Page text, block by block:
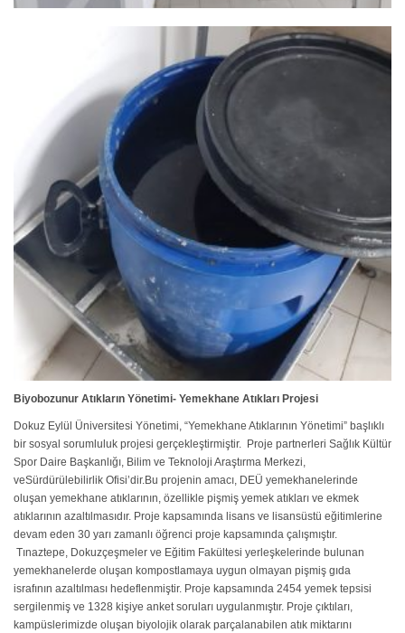
Biyobozunur Atıkların Yönetimi- Yemekhane Atıkları Projesi
Dokuz Eylül Üniversitesi Yönetimi, “Yemekhane Atıklarının Yönetimi” başlıklı
bir sosyal sorumluluk projesi gerçekleştirmiştir. Proje partnerleri Sağlık Kültür
Spor Daire Başkanlığı, Bilim ve Teknoloji Araştırma Merkezi,
veSürdürülebilirlik Ofisi’dir.Bu projenin amacı, DEÜ yemekhanelerinde
oluşan yemekhane atıklarının, özellikle pişmiş yemek atıkları ve ekmek
atıklarının azaltılmasıdır. Proje kapsamında lisans ve lisansüstü eğitimlerine
devam eden 30 yarı zamanlı öğrenci proje kapsamında çalışmıştır.
Tınaztepe, Dokuzçeşmeler ve Eğitim Fakültesi yerleşkelerinde bulunan
yemekhanelerde oluşan kompostlamaya uygun olmayan pişmiş gıda
israfının azaltılması hedeflenmiştir. Proje kapsamında 2454 yemek tepsisi
sergilenmiş ve 1328 kişiye anket soruları uygulanmıştır. Proje çıktıları,
kampüslerimizde oluşan biyolojik olarak parçalanabilen atık miktarını